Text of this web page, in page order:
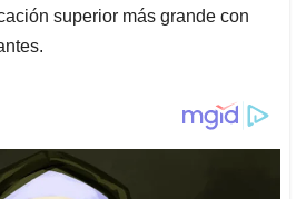
superior más grande con